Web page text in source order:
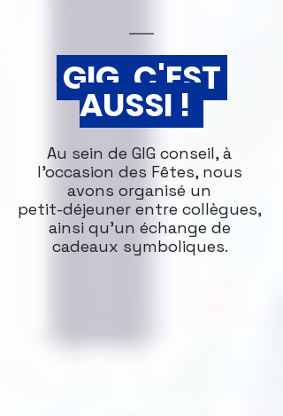
AUSSI !
Au sein de GIG conseil, à
l'occasion des Fêtes, nous
avons organisé un
petit-déjeuner entre collègues,
ainsi qu'un échange de
cadeaux symboliques.